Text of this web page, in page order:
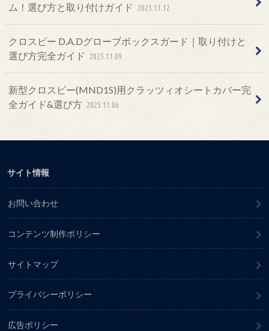
ム！選び方と取り付けガイド
2025.11.12
クロスビー D.A.Dグローブボックスガード｜取り付けと
選び方完全ガイド
2025.11.09
新型クロスビー(MND1S)用クラッツィオシートカバー完
全ガイド&選び方 2025.11.06
サイト情報
お問い合わせ
コンテンツ制作ポリシー
サイトマップ
プライバシーポリシー
広告ポリシー